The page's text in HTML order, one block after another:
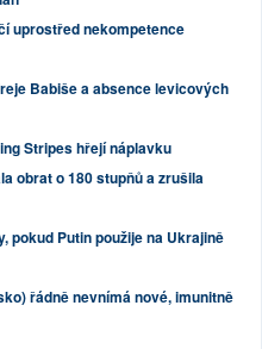
uprostřed nekompetence
Babiše a absence levicových
Stripes hřejí náplavku
obrat o 180 stupňů a zrušila
pokud Putin použije na Ukrajině
řádně nevnímá nové, imunitně